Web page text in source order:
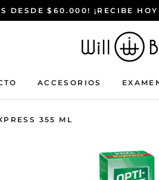
DESDE $60.000! ¡RECIBE
ACCESORIOS
355 ML